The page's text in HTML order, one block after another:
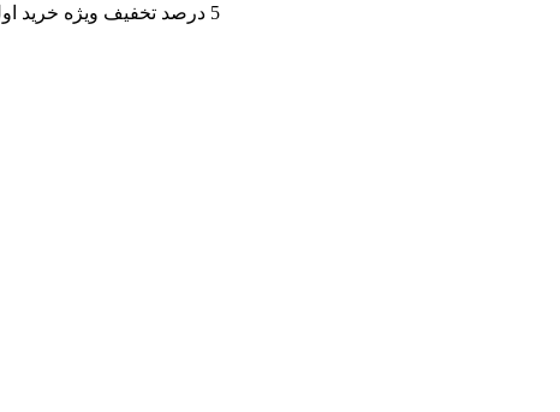
5 درصد تخفیف ویژه خرید اول | کد تخفیف: new